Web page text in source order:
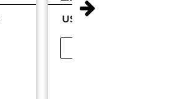
U$ 4.500